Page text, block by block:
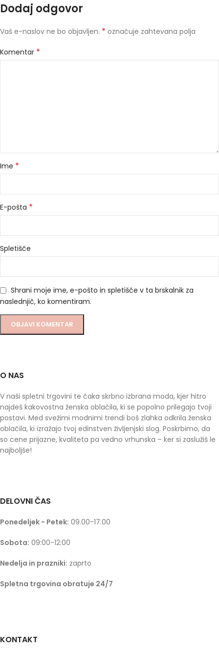
Dodaj odgovor
Vaš e-naslov ne bo objavljen. * označuje zahtevana polja
Komentar *
Ime *
E-pošta *
Spletišče
Shrani moje ime, e-pošto in spletišče v ta brskalnik za
naslednjič, ko komentiram.
O NAS
V naši spletni trgovini te čaka skrbno izbrana moda, kjer hitro
najdeš kakovostna ženska oblačila, ki se popolno prilegajo tvoji
postavi. Med svežimi modnimi trendi boš zlahka odkrila ženska
oblačila, ki izražajo tvoj edinstven življenjski slog. Poskrbimo, da
so cene prijazne, kvaliteta pa vedno vrhunska – ker si zaslužiš le
najboljše!
DELOVNI ČAS
Ponedeljek - Petek: 09.00-17.00
Sobota: 09:00-12:00
Nedelja in prazniki: zaprto
Spletna trgovina obratuje 24/7
KONTAKT